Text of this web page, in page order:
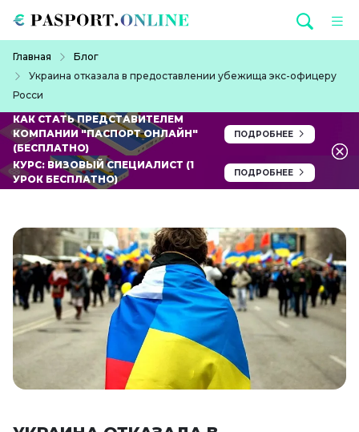
Главная
Блог
Украина отказала в предоставлении убежища экс-офицеру
Росси
КАК СТАТЬ ПРЕДСТАВИТЕЛЕМ
КОМПАНИИ "ПАСПОРТ ОНЛАЙН"
(БЕСПЛАТНО)
ПОДРОБНЕЕ
КУРС: ВИЗОВЫЙ СПЕЦИАЛИСТ (1
УРОК БЕСПЛАТНО)
ПОДРОБНЕЕ